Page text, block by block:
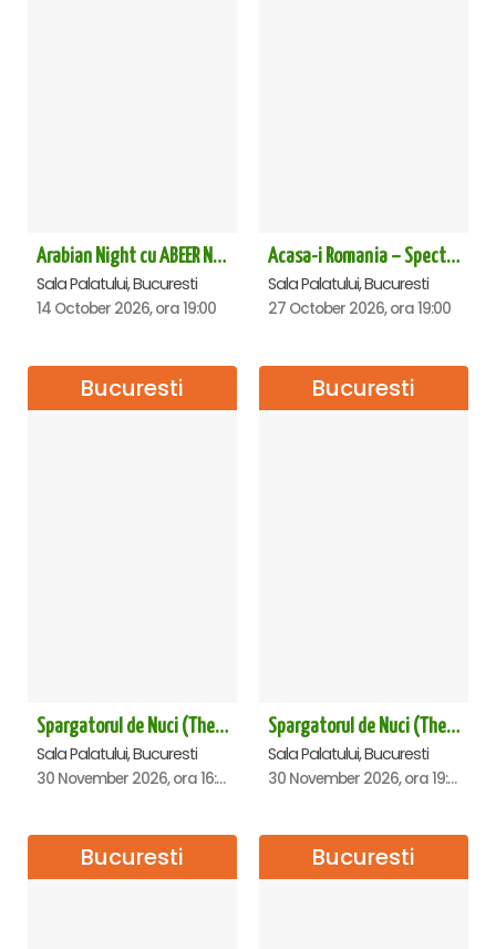
Arabian Night cu ABEER NEHME – Concert extraordinar la Sala Palatului
Sala Palatului, Bucuresti
14 October 2026, ora 19:00
Acasa-i Romania – Spectacol
Sala Palatului, Bucuresti
27 October 2026, ora 19:00
Bucuresti
Spargatorul de Nuci (The Nutcracker) -UKRAINIAN CLASSICAL BALLET (ora 16.00) - Bucuresti
Sala Palatului, Bucuresti
30 November 2026, ora 16:00
Bucuresti
Spargatorul de Nuci (The Nutcracker) -UKRAINIAN CLASSICAL BALLET (ora 19.30) - Bucuresti
Sala Palatului, Bucuresti
30 November 2026, ora 19:30
Bucuresti Bucuresti